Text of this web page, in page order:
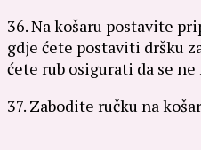
36. Na košaru postavite
gdje ćete postaviti dršku
ćete rub osigurati da se ne
37. Zabodite ručku na